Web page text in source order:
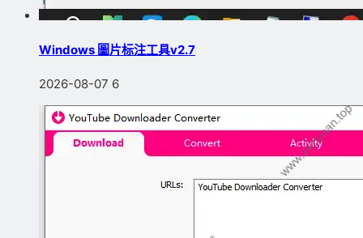
Windows 圖片标注工具v2.7
2026-08-07 6